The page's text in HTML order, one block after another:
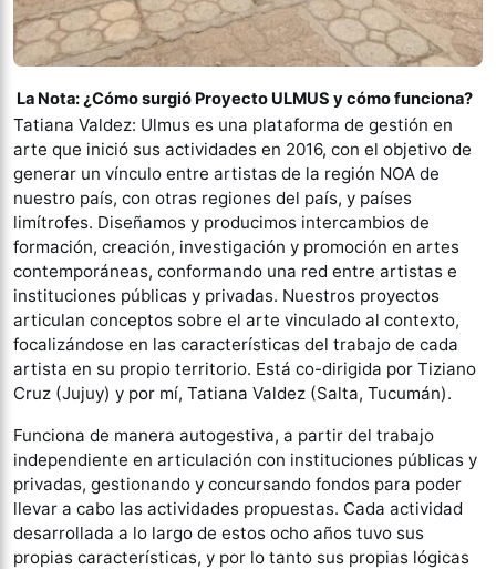
La Nota: ¿Cómo surgió Proyecto ULMUS y cómo funciona?
Tatiana Valdez: Ulmus es una plataforma de gestión en
arte que inició sus actividades en 2016, con el objetivo de
generar un vínculo entre artistas de la región NOA de
nuestro país, con otras regiones del país, y países
limítrofes. Diseñamos y producimos intercambios de
formación, creación, investigación y promoción en artes
contemporáneas, conformando una red entre artistas e
instituciones públicas y privadas. Nuestros proyectos
articulan conceptos sobre el arte vinculado al contexto,
focalizándose en las características del trabajo de cada
artista en su propio territorio. Está co-dirigida por Tiziano
Cruz (Jujuy) y por mí, Tatiana Valdez (Salta, Tucumán).
Funciona de manera autogestiva, a partir del trabajo
independiente en articulación con instituciones públicas y
privadas, gestionando y concursando fondos para poder
llevar a cabo las actividades propuestas. Cada actividad
desarrollada a lo largo de estos ocho años tuvo sus
propias características, y por lo tanto sus propias lógicas